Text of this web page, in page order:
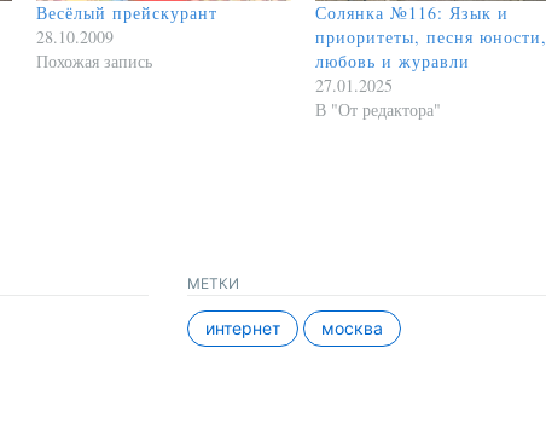
Весёлый прейскурант
28.10.2009
Похожая запись
Солянка №116: Язык и
приоритеты, песня юности,
любовь и журавли
27.01.2025
В "От редактора"
МЕТКИ
интернет москва